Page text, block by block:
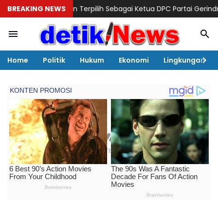
BREAKING NEWS
Terpilih Sebagai Ketua DPC Partai Gerindra, Prosesi
Home Politik Hukum Ekonomi Lingkungan